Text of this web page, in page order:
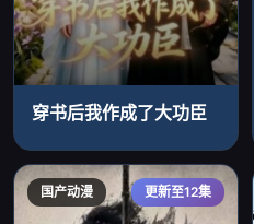
穿书后我作成了大功臣
国产动漫 更新至12集